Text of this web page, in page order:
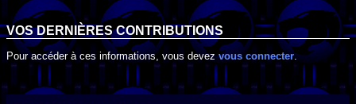
VOS DERNIÈRES CONTRIBUTIONS
Pour accéder à ces informations, vous devezvous connecter.